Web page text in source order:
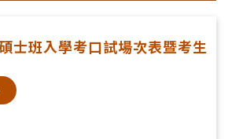
士班入學考口試場次表暨考生